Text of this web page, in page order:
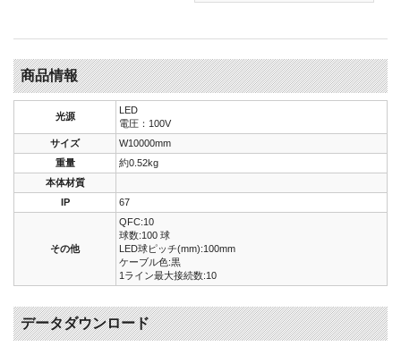
商品情報
光源
LED
電圧：100V
サイズ
W10000mm
重量
約0.52kg
本体材質
IP
67
その他
QFC:10
球数:100 球
LED球ピッチ(mm):100mm
ケーブル色:黒
1ライン最大接続数:10
データダウンロード